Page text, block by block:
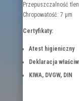
Przepuszczalność
Chropowatość: 7 μm
Certyfikaty:
Atest higieniczny
Deklaracja
KIWA, DVGW, DIN